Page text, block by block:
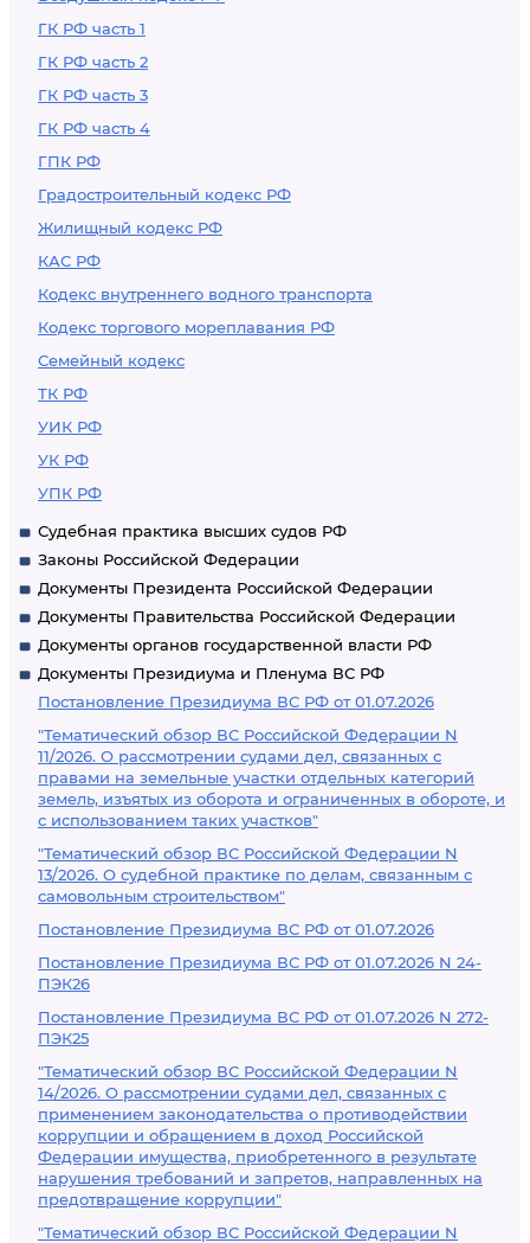
ГК РФ часть 1
ГК РФ часть 2
ГК РФ часть 3
ГК РФ часть 4
ГПК РФ
Градостроительный кодекс РФ
Жилищный кодекс РФ
КАС РФ
Кодекс внутреннего водного транспорта
Кодекс торгового мореплавания РФ
Семейный кодекс
ТК РФ
УИК РФ
УК РФ
УПК РФ
Судебная практика высших судов РФ
Законы Российской Федерации
Документы Президента Российской Федерации
Документы Правительства Российской Федерации
Документы органов государственной власти РФ
Документы Президиума и Пленума ВС РФ
Постановление Президиума ВС РФ от 01.07.2026
"Тематический обзор ВС Российской Федерации N
11/2026. О рассмотрении судами дел, связанных с
правами на земельные участки отдельных категорий
земель, изъятых из оборота и ограниченных в обороте, и
с использованием таких участков"
"Тематический обзор ВС Российской Федерации N
13/2026. О судебной практике по делам, связанным с
самовольным строительством"
Постановление Президиума ВС РФ от 01.07.2026
Постановление Президиума ВС РФ от 01.07.2026 N 24-
ПЭК26
Постановление Президиума ВС РФ от 01.07.2026 N 272-
ПЭК25
"Тематический обзор ВС Российской Федерации N
14/2026. О рассмотрении судами дел, связанных с
применением законодательства о противодействии
коррупции и обращением в доход Российской
Федерации имущества, приобретенного в результате
нарушения требований и запретов, направленных на
предотвращение коррупции"
"Тематический обзор ВС Российской Федерации N